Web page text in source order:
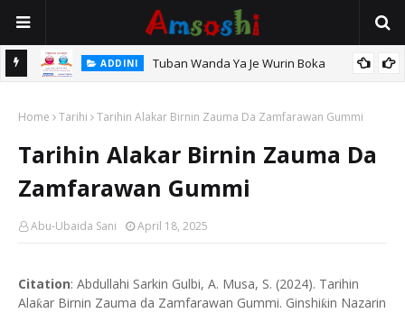
ADDINI Tuban Wanda Ya Je Wurin Boka
Home Tarihi Tarihin Alakar Birnin Zauma Da Zamfarawan Gummi
Tarihin Alakar Birnin Zauma Da
Zamfarawan Gummi
Abu-Ubaida Sani April 18, 2025
Citation: Abdullahi Sarkin Gulbi, A. Musa, S. (2024). Tarihin
Alaƙar Birnin Zauma da Zamfarawan Gummi. Ginshiƙin Nazarin